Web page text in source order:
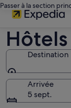
Passer à la section
Destination
Destination
Arrivée
5 sept.